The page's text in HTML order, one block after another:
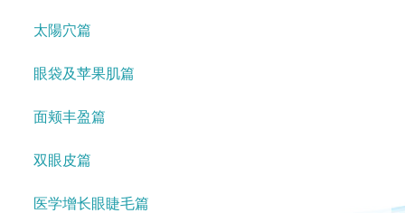
太陽穴篇
眼袋及苹果肌篇
面颊丰盈篇
双眼皮篇
医学增长眼睫毛篇